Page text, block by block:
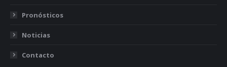
Pronósticos
Noticias
Contacto